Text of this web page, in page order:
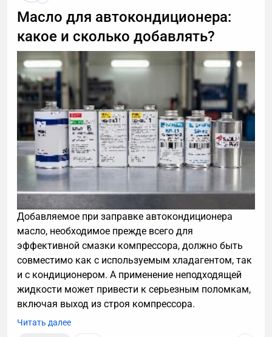
Масло для автокондиционера:
какое и сколько добавлять?
Добавляемое при заправке автокондиционера
масло, необходимое прежде всего для
эффективной смазки компрессора, должно быть
совместимо как с используемым хладагентом, так
и с кондиционером. А применение неподходящей
жидкости может привести к серьезным поломкам,
включая выход из строя компрессора.
Читать далее